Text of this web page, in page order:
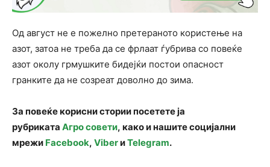
Од август не е пожелно претераното користење на
азот, затоа не треба да се фрлаат ѓубрива со повеќе
азот околу грмушките бидејќи постои опасност
гранките да не созреат доволно до зима.
За повеќе корисни стории посетете ја
рубриката Агро совети, како и нашите социјални
мрежи Facebook, ViberиTelegram.